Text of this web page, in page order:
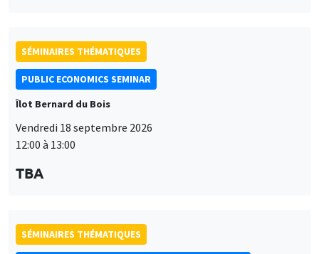
SÉMINAIRES THÉMATIQUES
PUBLIC ECONOMICS SEMINAR
Îlot Bernard du Bois
Vendredi 18 septembre 2026
12:00 à 13:00
TBA
SÉMINAIRES THÉMATIQUES